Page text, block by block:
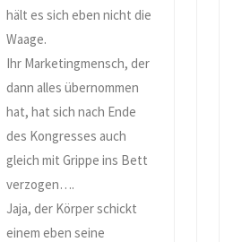
hält es sich eben nicht die
Waage.
Ihr Marketingmensch, der
dann alles übernommen
hat, hat sich nach Ende
des Kongresses auch
gleich mit Grippe ins Bett
verzogen….
Jaja, der Körper schickt
einem eben seine